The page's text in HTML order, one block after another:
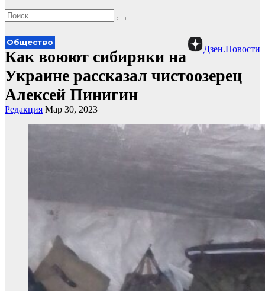
Дзен.Новости
Общество
Как воюют сибиряки на
Украине рассказал чистоозерец
Алексей Пинигин
Редакция Мар 30, 2023